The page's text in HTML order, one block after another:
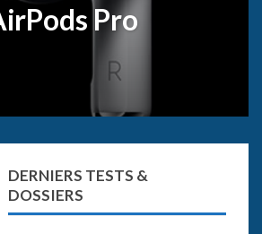
Pro
DERNIERS TESTS &
DOSSIERS